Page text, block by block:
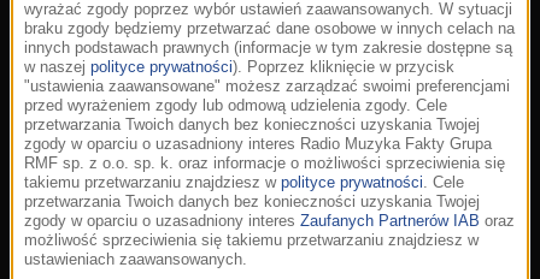
wyrażać zgody poprzez wybór ustawień zaawansowanych. W sytuacji
braku zgody będziemy przetwarzać dane osobowe w innych celach na
innych podstawach prawnych (informacje w tym zakresie dostępne są
w naszej polityce prywatności). Poprzez kliknięcie w przycisk
"ustawienia zaawansowane" możesz zarządzać swoimi preferencjami
przed wyrażeniem zgody lub odmową udzielenia zgody. Cele
przetwarzania Twoich danych bez konieczności uzyskania Twojej
zgody w oparciu o uzasadniony interes Radio Muzyka Fakty Grupa
RMF sp. z o.o. sp. k. oraz informacje o możliwości sprzeciwienia się
takiemu przetwarzaniu znajdziesz w polityce prywatności. Cele
przetwarzania Twoich danych bez konieczności uzyskania Twojej
zgody w oparciu o uzasadniony interes Zaufanych Partnerów IAB oraz
możliwość sprzeciwienia się takiemu przetwarzaniu znajdziesz w
ustawieniach zaawansowanych.